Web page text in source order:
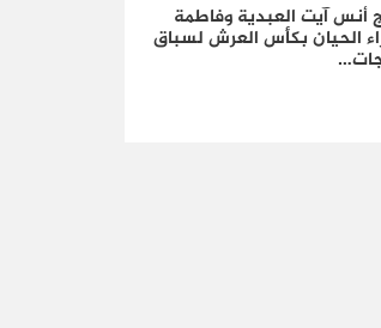
أنس آيت العبدية وفاطمة
الحيان بكأس العرش لسباق